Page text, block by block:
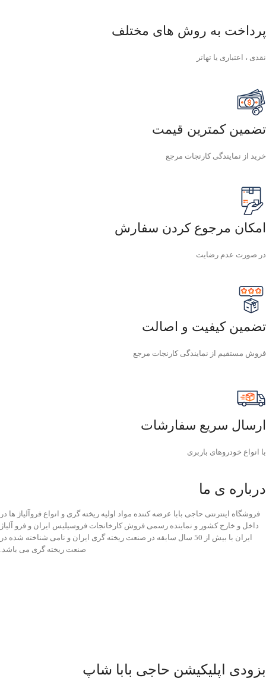
پرداخت به روش های مختلف
نقدی ، اعتباری یا تهاتر
تضمین کمترین قیمت
خرید از نمایندگی کارنجات مرجع
امکان مرجوع کردن سفارش
در صورت عدم رضایت
تضمین کیفیت و اصالت
فروش مستقیم از نمایندگی کارنجات مرجع
ارسال سریع سفارشات
با انواع خودروهای باربری
درباره ی ما
فروشگاه اینترنتی حاجی بابا عرضه کننده مواد اولیه ریخته گری و انواع فروآلیاژ ها در
داخل و خارج کشور و نماینده رسمی فروش کارخانجات فروسیلیس ایران و فرو آلیاژ
ایران با بیش از 50 سال سابقه در صنعت ریخته گری ایران و نامی شناخته شده در
صنعت ریخته گری می باشد.
بزودی اپلیکیشن حاجی بابا شاپ